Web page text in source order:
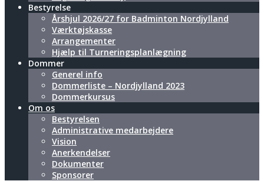
Bestyrelse
Årshjul 2026/27 for Badminton Nordjylland
Værktøjskasse
Arrangementer
Hjælp til Turneringsplanlægning
Dommer
Generel info
Dommerliste – Nordjylland 2023
Dommerkursus
Om os
Bestyrelsen
Administrative medarbejdere
Vision
Anerkendelser
Dokumenter
Sponsorer